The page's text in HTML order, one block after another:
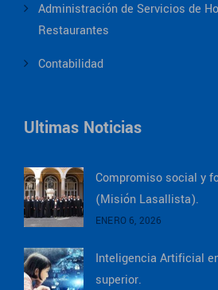
Administración de Servicios de
Restaurantes
Contabilidad
Ultimas Noticias
Compromiso social y
(Misión Lasallista).
ENERO 6, 2026
Inteligencia Artificial
superior.